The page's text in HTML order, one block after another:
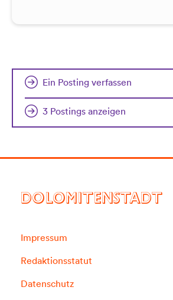
Ein Posting verfassen
3 Postings anzeigen
DOLOMITENSTADT
Impressum
Redaktionsstatut
Datenschutz